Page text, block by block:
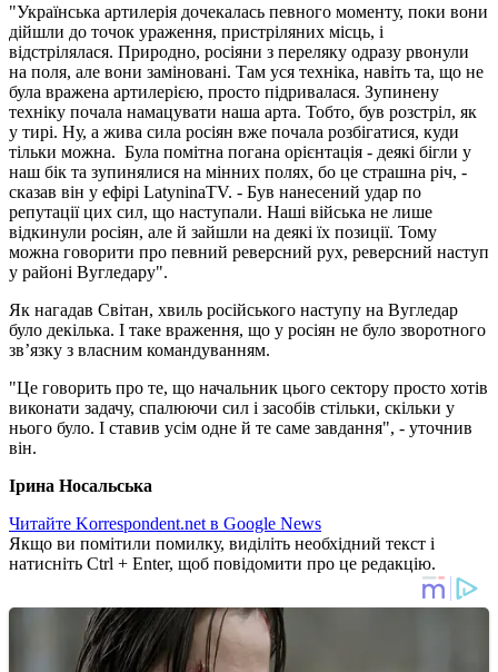
"Українська артилерія дочекалась певного моменту, поки вони
дійшли до точок ураження, пристріляних місць, і
відстрілялася. Природно, росіяни з переляку одразу рвонули
на поля, але вони заміновані. Там уся техніка, навіть та, що не
була вражена артилерією, просто підривалася. Зупинену
техніку почала намацувати наша арта. Тобто, був розстріл, як
у тирі. Ну, а жива сила росіян вже почала розбігатися, куди
тільки можна. Була помітна погана орієнтація - деякі бігли у
наш бік та зупинялися на мінних полях, бо це страшна річ, -
сказав він у ефірі LatyninaTV. - Був нанесений удар по
репутації цих сил, що наступали. Наші війська не лише
відкинули росіян, але й зайшли на деякі їх позиції. Тому
можна говорити про певний реверсний рух, реверсний наступ
у районі Вугледару".
Як нагадав Світан, хвиль російського наступу на Вугледар
було декілька. І таке враження, що у росіян не було зворотного
зв’язку з власним командуванням.
"Це говорить про те, що начальник цього сектору просто хотів
виконати задачу, спалюючи сил і засобів стільки, скільки у
нього було. І ставив усім одне й те саме завдання", - уточнив
він.
Ірина Носальська
Читайте Korrespondent.net в Google News
Якщо ви помітили помилку, виділіть необхідний текст і
натисніть Ctrl + Enter, щоб повідомити про це редакцію.